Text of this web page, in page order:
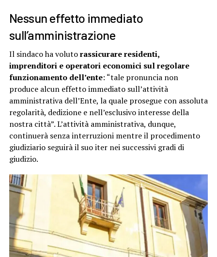
Nessun effetto immediato
sull’amministrazione
Il sindaco ha volutorassicurare residenti,
imprenditori e operatori economici sul regolare
funzionamento dell’ente: “tale pronuncia non
produce alcun effetto immediato sull’attività
amministrativa dell’Ente, la quale prosegue con assoluta
regolarità, dedizione e nell’esclusivo interesse della
nostra città”. L’attività amministrativa, dunque,
continuerà senza interruzioni mentre il procedimento
giudiziario seguirà il suo iter nei successivi gradi di
giudizio.